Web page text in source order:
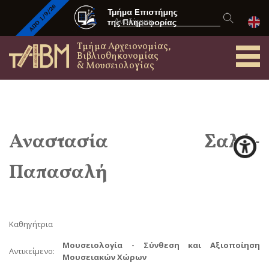
Τμήμα Αρχειονομίας,
Βιβλιοθηκονομίας
& Μουσειολογίας
Αναστασία Σαλή-
Παπασαλή
Καθηγήτρια
Αντικείμενο:
Μουσειολογία - Σύνθεση και Αξιοποίηση
Μουσειακών Χώρων